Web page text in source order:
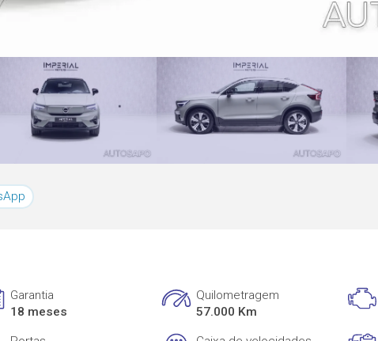
Garantia
18 meses
Quilometragem
57.000 Km